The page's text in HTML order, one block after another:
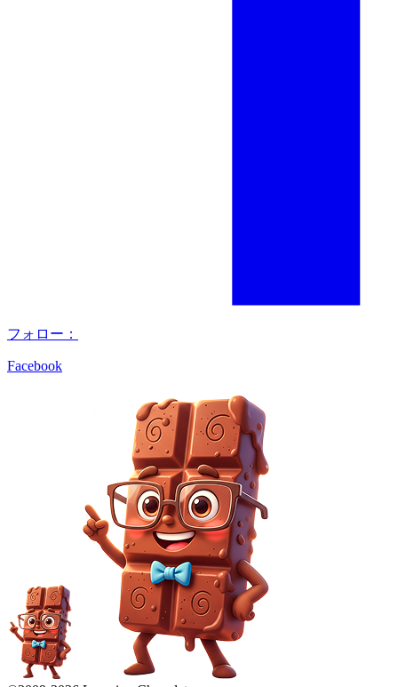
フォロー：
Facebook